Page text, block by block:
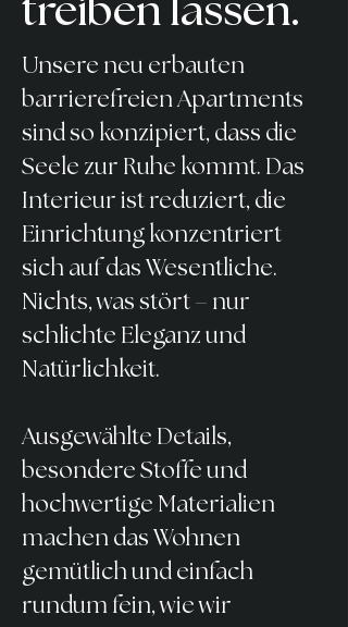
treiben lassen.
Unsere neu erbauten
barrierefreien Apartments
sind so konzipiert, dass die
Seele zur Ruhe kommt. Das
Interieur ist reduziert, die
Einrichtung konzentriert
sich auf das Wesentliche.
Nichts, was stört – nur
schlichte Eleganz und
Natürlichkeit.
Ausgewählte Details,
besondere Stoffe und
hochwertige Materialien
machen das Wohnen
gemütlich und einfach
rundum fein, wie wir